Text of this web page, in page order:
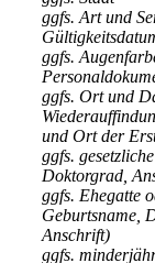
ggfs. Art und
ggfs.
ggfs. Ort und
und Ort der
ggfs.
Doktorgrad,
ggfs. Ehegatte
Geburtsname,
Anschrift)
ggfs.